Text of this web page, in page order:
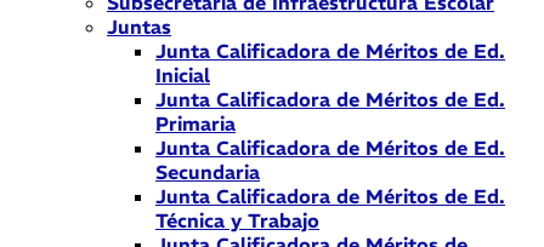
Juntas
Junta Calificadora de Méritos de Ed.
Inicial
Junta Calificadora de Méritos de Ed.
Primaria
Junta Calificadora de Méritos de Ed.
Secundaria
Junta Calificadora de Méritos de Ed.
Técnica y Trabajo